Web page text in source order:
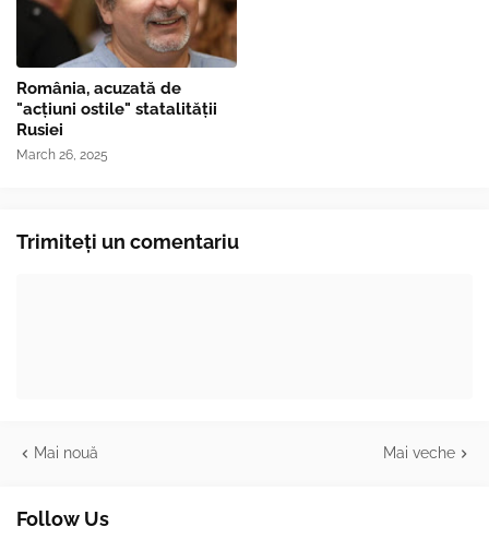
România, acuzată de
"acțiuni ostile" statalității
Rusiei
March 26, 2025
Trimiteți un comentariu
Mai nouă Mai veche
Follow Us